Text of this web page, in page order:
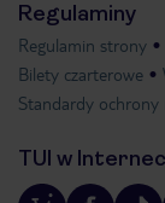
Regulaminy
Regulamin strony
Bilety czarterowe
Standardy ochrony
TUI w